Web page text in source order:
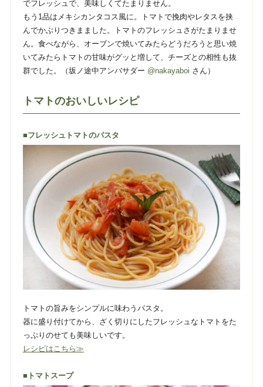
でフレッシュで、美味しくてたまりません。
もう1品はメキシカンタコス風に。トマトで挽肉やレタスを挟
んでかぶりつきまました。トマトのフレッシュさがたまりませ
ん。食べながら、オーブンで焼いてみたらどうだろうと思い焼
いてみたらトマトの甘味がグッと増して、チーズとの相性も抜
群でした。（坂ノ途中アンバサダー @nakayaboi さん）
トマトのおいしいレシピ
■フレッシュトマトのパスタ
トマトの旨みをシンプルに味わうパスタ。
器に盛り付けてから、ざく切りにしたフレッシュなトマトをた
っぷりのせても美味しいです。
レシピはこちら≫
■トマトスープ